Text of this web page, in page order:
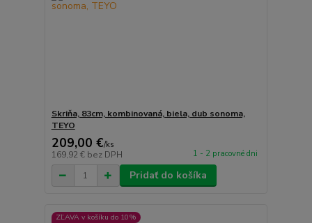
Skriňa, 83cm, kombinovaná, biela, dub sonoma,
TEYO
209,00 €/ks
169,92 € bez DPH 1 - 2 pracovné dni
Pridať do košíka
ZĽAVA v košíku do 10%